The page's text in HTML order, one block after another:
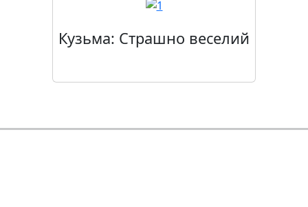
Кузьма: Страшно веселий